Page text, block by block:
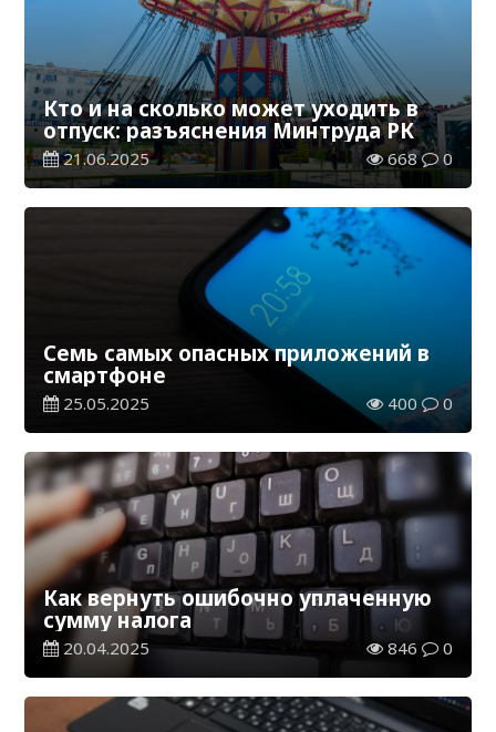
Кто и на сколько может уходить в
отпуск: разъяснения Минтруда РК
21.06.2025 668 0
Семь самых опасных приложений в
смартфоне
25.05.2025 400 0
Как вернуть ошибочно уплаченную
сумму налога
20.04.2025 846 0